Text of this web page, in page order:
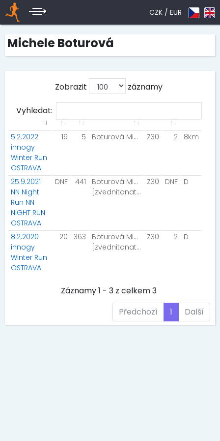
CZK / EUR
Michele Boturová
Zobrazit záznamy
Vyhledat:
5.2.2022
innogy
Winter Run
OSTRAVA
19 5 Boturová Michele Z30 2 8km
25.9.2021
NN Night
Run NN
NIGHT RUN
OSTRAVA
DNF 441
Boturová Michele
[zvednitonatenoze]
Z30 DNF D
8.2.2020
innogy
Winter Run
OSTRAVA
20 363
Boturová Michele
[zvednitonatenoze]
Z30 2 D
Záznamy 1 - 3 z celkem 3
Předchozí
1 Další